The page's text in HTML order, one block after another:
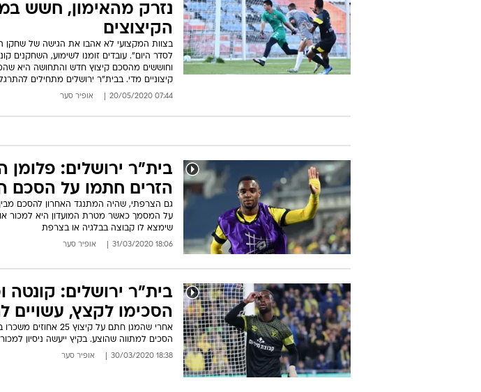
נזרק מהאימון, חשש
הקיצוצים
בצוות המקצועי לא אהבו את הגישה של שחקן
לסדר היום". עובדים זומנו לשימוע, השחקנים
וחוששים מהסכם קיצוץ חדש והתחושה היא
קיצוניים מדי. בבית"ר ירושלים מתחילים
07:44 20/05/2020 אופיר סער
בית"ר ירושלים: פלומן
הזרים חתמו על הסכם
גם הצרפתי, שהיה המתנגד האחרון להסכם
על המסמך כאשר מטרת המועדון היא למכור
שימצא לו קבוצה בבלגיה או בצרפת
18:06 31/03/2020 אופיר סער
בית"ר ירושלים: קונטה
הסכימו לקצץ, עשויים
אחרי שהמגן חתם על קיצוץ
הסכים למתווה שהוצע. בקיץ ייעשה ניסיון
18:38 30/03/2020 אופיר סער